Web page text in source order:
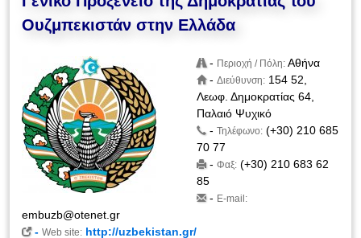
Ουζμπεκιστάν στην Ελλάδα
- Περιοχή / Πόλη: Αθήνα
-Διεύθυνση: 154 52,
Λεωφ. Δημοκρατίας 64,
Παλαιό Ψυχικό
-Τηλέφωνο: (+30) 210 685
70 77
-Φαξ: (+30) 210 683 62
85
- E-mail:
embuzb@otenet.gr
-Web site: http://uzbekistan.gr/